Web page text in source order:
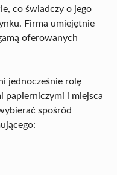
co świadczy o jego
Firma umiejętnie
oferowanych
jednocześnie rolę
papierniczymi i miejsca
spośród